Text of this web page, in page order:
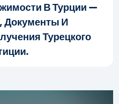
В Турции —
Документы И
Турецкого